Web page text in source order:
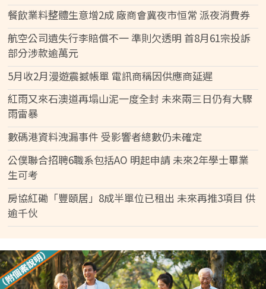
餐飲業料整體生意增2成 廠商會冀夜市恒常 派夜消費券
航空公司遺失行李賠償不一 準則欠透明 首8月61宗投訴
部分涉款逾萬元
5月收2月漫遊震撼帳單 電訊商稱因供應商延遲
紅雨又來石澳道再塌山泥一度全封 未來兩三日仍有大驟
雨雷暴
數碼港資料洩漏事件 受影響者總數仍未確定
公僕聯合招聘6職系包括AO 明起申請 未來2年學士畢業
生可考
房協紅磡「豐頤居」8成半單位已租出 未來再推3項目 供
逾千伙